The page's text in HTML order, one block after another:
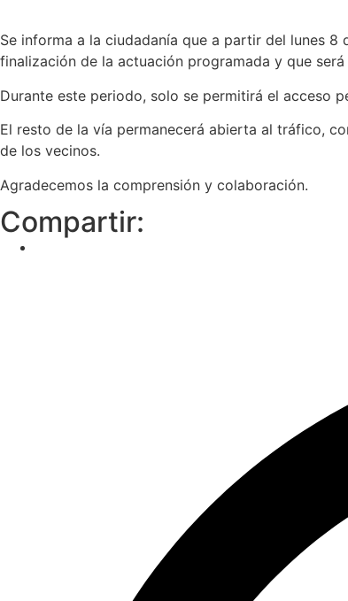
Se informa a la ciudadanía que a partir del lunes
finalización de la actuación programada y que
Durante este periodo, solo se permitirá el acceso
El resto de la vía permanecerá abierta al tráfico,
de los vecinos.
Agradecemos la comprensión y colaboración.
Compartir: